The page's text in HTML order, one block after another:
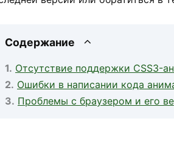
Содержание
Отсутствие поддержки CSS3-
Ошибки в написании кода
Проблемы с браузером и его